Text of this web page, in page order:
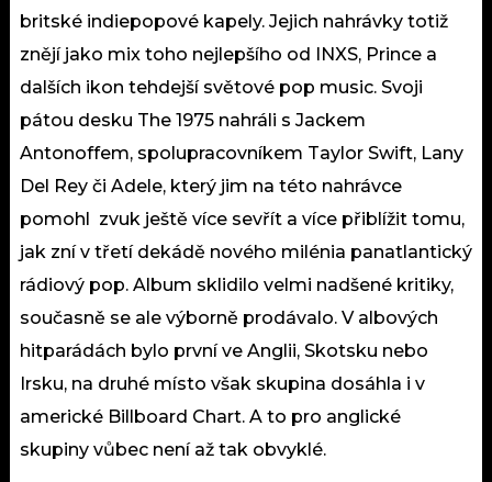
britské indiepopové kapely. Jejich nahrávky totiž
znějí jako mix toho nejlepšího od INXS, Prince a
dalších ikon tehdejší světové pop music. Svoji
pátou desku The 1975 nahráli s Jackem
Antonoffem, spolupracovníkem Taylor Swift, Lany
Del Rey či Adele, který jim na této nahrávce
pomohl zvuk ještě více sevřít a více přiblížit tomu,
jak zní v třetí dekádě nového milénia panatlantický
rádiový pop. Album sklidilo velmi nadšené kritiky,
současně se ale výborně prodávalo. V albových
hitparádách bylo první ve Anglii, Skotsku nebo
Irsku, na druhé místo však skupina dosáhla i v
americké Billboard Chart. A to pro anglické
skupiny vůbec není až tak obvyklé.